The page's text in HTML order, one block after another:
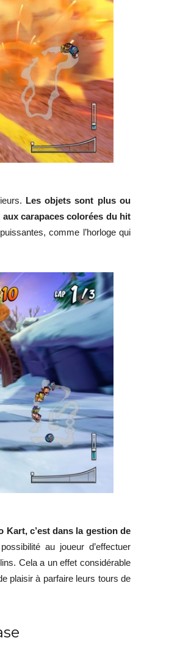
Les objets sont plus ou
carapaces colorées du hit
comme l’horloge qui
Kart, c’est dans la gestion de
au joueur d’effectuer
Cela a un effet considérable
plaisir à parfaire leurs tours de